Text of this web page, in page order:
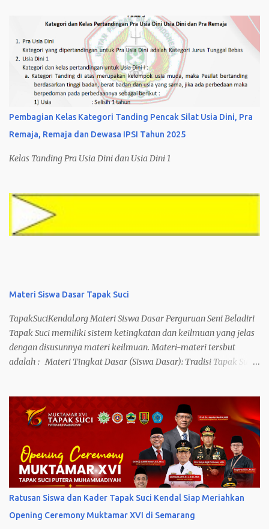
Pembagian Kelas Kategori Tanding Pencak Silat Usia Dini, Pra
Remaja, Remaja dan Dewasa IPSI Tahun 2025
Kelas Tanding Pra Usia Dini dan Usia Dini 1
Materi Siswa Dasar Tapak Suci
TapakSuciKendal.org Materi Siswa Dasar Perguruan Seni Beladiri
Tapak Suci memiliki sistem ketingkatan dan keilmuan yang jelas
dengan disusunnya materi keilmuan. Materi-materi tersbut
adalah : Materi Tingkat Dasar (Siswa Dasar): Tradisi Tapak Suci:
Dasar Katak Melempar Tubuh – Jurus Dasar Naga Terbang –
Jurus Dasar Mawar Mekar – Jurus Dasar Mawar Layu – Jurus
Dasar Belitan Tangkai Mawar – Jurus Dasar Rajawali Mengibas
Sayap – Jurus Dasar Ikan Terbang Menggoyang Sirip – Jurus
Dasar Ikan Terbang Menjulang Angkasa – Jurus Dasar Harimau
Membuka Jalan – Jurus Dasar Harimau Menutup Jalan – Jurus
Dasar Terkaman Harimau Hindaran : – Harimau Tidur –
Harimau Lapar Meliuk Diri – Tangkai Tertiup Angin 1/2 tubuh –
Tangkai Mawar Tertiup Angin 1 tubuh – Rajawali Terbang
Ratusan Siswa dan Kader Tapak Suci Kendal Siap Meriahkan
Opening Ceremony Muktamar XVI di Semarang